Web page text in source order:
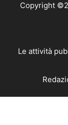
Copyright
Le attività